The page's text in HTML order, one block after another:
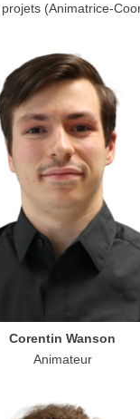
(Animatrice-
Corentin Wanson
Animateur